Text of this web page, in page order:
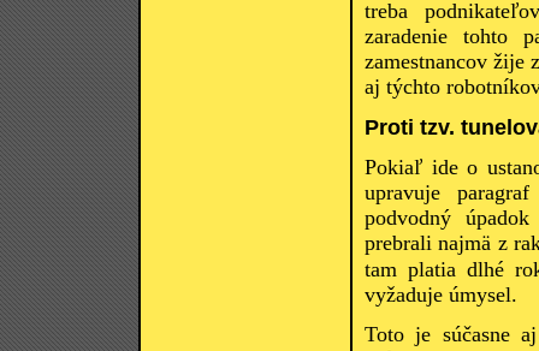
treba
zaradenie tohto
zamestnancov
aj týchto
Proti tzv.
Pokiaľ ide o
upravuje
podvodný
prebrali najmä z
tam platia dlhé
vyžaduje úmysel.
Toto je súčasne